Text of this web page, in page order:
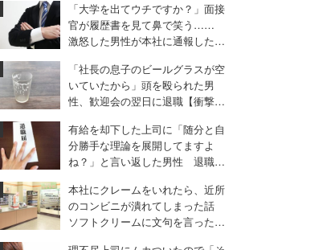
「大学を出てウチですか？」面接
官が履歴書を見て鼻で笑う……
激怒した男性が本社に通報した結
「社長の息子のビールグラスが空
いていたから」頭を殴られた男
性、歓迎会の翌日に退職【衝撃エ
有給を却下した上司に「随分と自
分勝手な理論を展開してますよ
ね？」と言い返した男性 退職届
本社にクレームをいれたら、近所
のコンビニが潰れてしまった話
ソフトクリームに文句を言ったと